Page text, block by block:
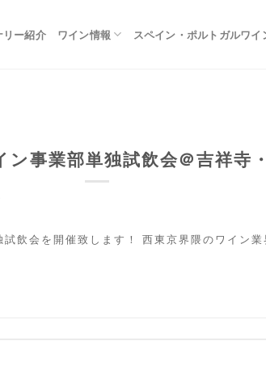
リー紹介 ワイン情報 スペイン・ポルトガルワイ
事業部単独試飲会＠吉祥寺
飲会を開催致します！ 西東京界隈のワイン